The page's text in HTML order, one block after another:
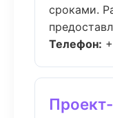
сроками.
Телефон: